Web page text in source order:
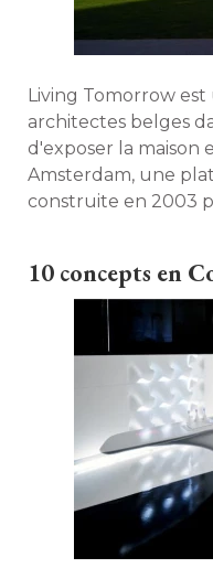
Living Tomorrow
architectes belges
d'exposer la
Amsterdam, une
construite en 2003
10 concepts en